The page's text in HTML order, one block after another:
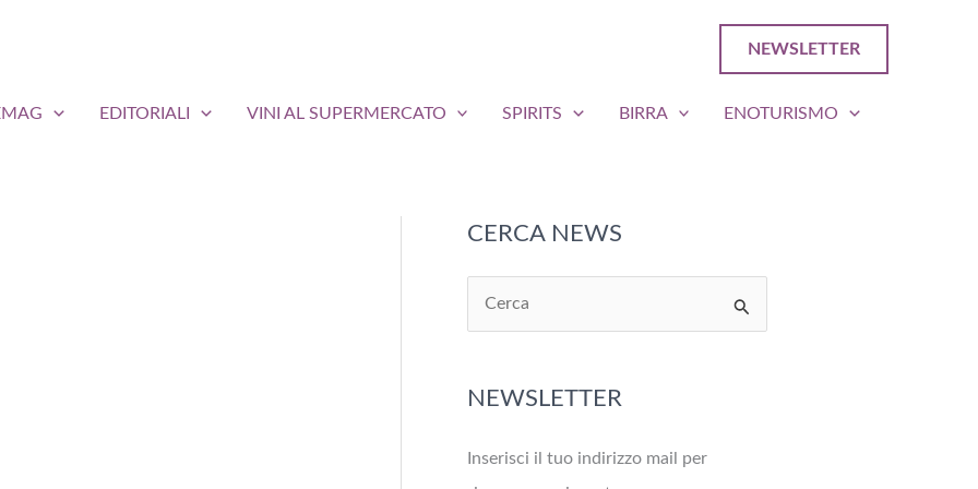
NEWSLETTER
EDITORIALI VINI AL SUPERMERCATO SPIRITS BIRRA ENOTURISMO
CERCA NEWS
e
c
:
NEWSLETTER
Inserisci il tuo indirizzo mail per